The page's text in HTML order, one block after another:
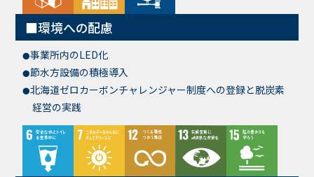
環境への配慮
事業所内のLED化
節水方設備の積極導入
北海道ゼロカーボンチャレンジャー制度への登録と脱炭素
経営の実践